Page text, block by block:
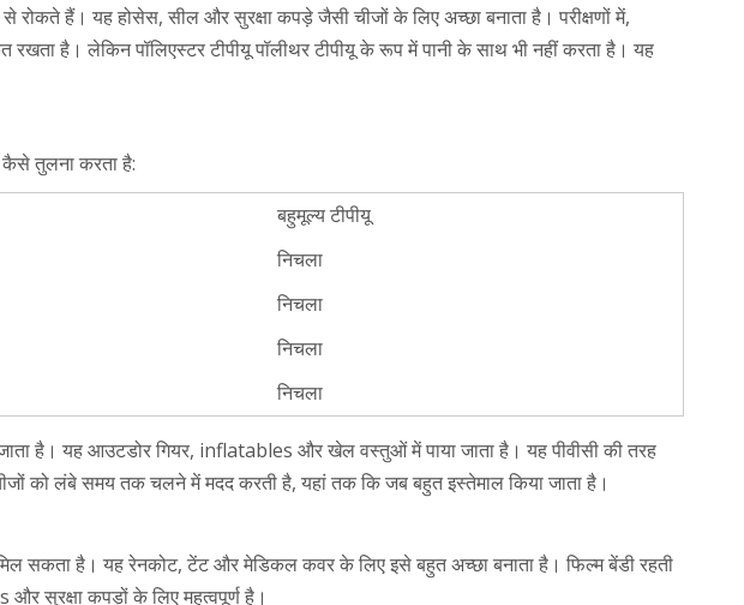
से रोकते हैं। यह होसेस, सील और सुरक्षा कपड़े जैसी चीजों के लिए अच्छा बनाता है। परीक्षणों में,
है। लेकिन पॉलिएस्टर टीपीयू पॉलीथर टीपीयू के रूप में पानी के साथ भी नहीं करता है। यह
कैसे तुलना करता है:
बहुमूल्य टीपीयू
निचला
निचला
निचला
निचला
जाता है। यह आउटडोर गियर, inflatables और खेल वस्तुओं में पाया जाता है। यह पीवीसी की तरह
को लंबे समय तक चलने में मदद करती है, यहां तक ​​कि जब बहुत इस्तेमाल किया जाता है।
मिल सकता है। यह रेनकोट, टेंट और मेडिकल कवर के लिए इसे बहुत अच्छा बनाता है। फिल्म बेंडी रहती
सुरक्षा कपड़ों के लिए महत्वपूर्ण है।